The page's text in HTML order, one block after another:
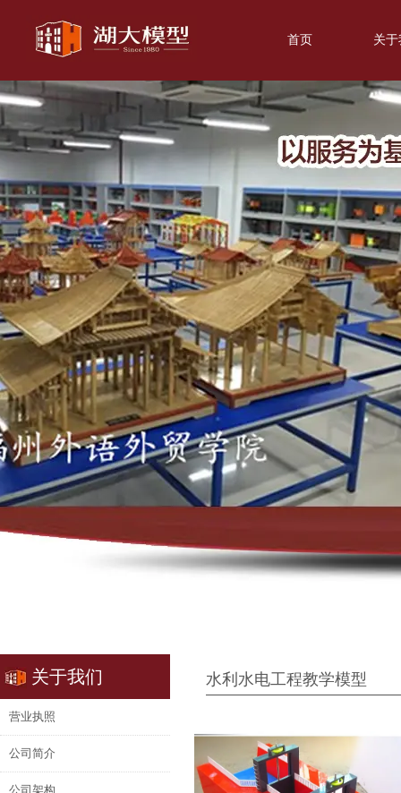
首页 关
关于我们
营业执照
公司简介
公司架构
水利水电工程教学模型